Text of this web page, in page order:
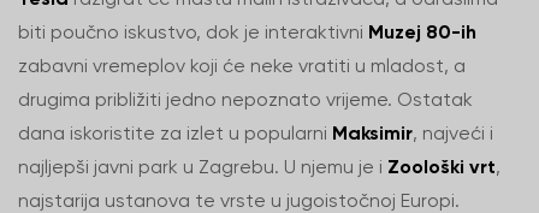
biti poučno iskustvo, dok je interaktivni Muzej 80-ih
zabavni vremeplov koji će neke vratiti u mladost, a
drugima približiti jedno nepoznato vrijeme. Ostatak
dana iskoristite za izlet u popularni Maksimir, najveći i
najljepši javni park u Zagrebu. U njemu je i Zoološki vrt,
najstarija ustanova te vrste u jugoistočnoj Europi.